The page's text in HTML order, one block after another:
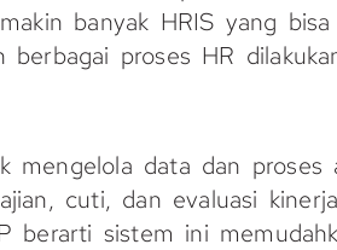
banyak HRIS yang
berbagai proses HR
mengelola data dan proses
cuti, dan evaluasi
berarti sistem ini